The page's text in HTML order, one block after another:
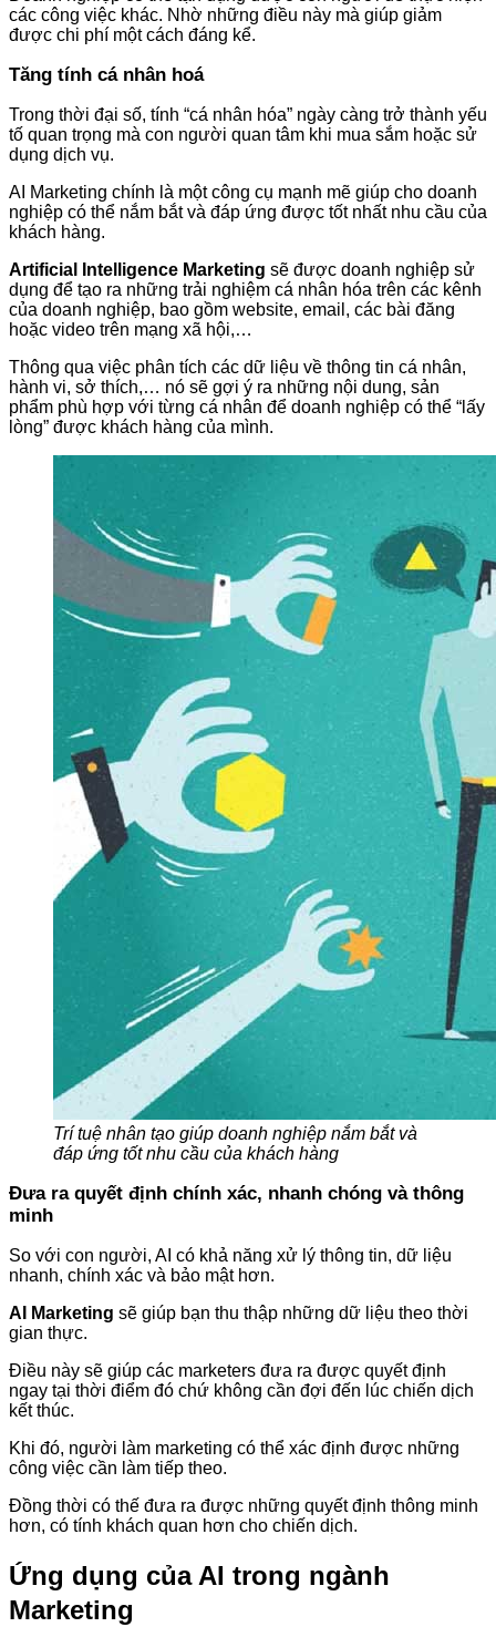
các công việc khác. Nhờ những điều này mà giúp giảm
được chi phí một cách đáng kể.
Tăng tính cá nhân hoá
Trong thời đại số, tính “cá nhân hóa” ngày càng trở thành yếu
tố quan trọng mà con người quan tâm khi mua sắm hoặc sử
dụng dịch vụ.
AI Marketing chính là một công cụ mạnh mẽ giúp cho doanh
nghiệp có thể nắm bắt và đáp ứng được tốt nhất nhu cầu của
khách hàng.
Artificial Intelligence Marketing sẽ được doanh nghiệp sử
dụng để tạo ra những trải nghiệm cá nhân hóa trên các kênh
của doanh nghiệp, bao gồm website, email, các bài đăng
hoặc video trên mạng xã hội,…
Thông qua việc phân tích các dữ liệu về thông tin cá nhân,
hành vi, sở thích,… nó sẽ gợi ý ra những nội dung, sản
phẩm phù hợp với từng cá nhân để doanh nghiệp có thể “lấy
lòng” được khách hàng của mình.
Trí tuệ nhân tạo giúp doanh nghiệp nắm bắt và
đáp ứng tốt nhu cầu của khách hàng
Đưa ra quyết định chính xác, nhanh chóng và thông
minh
So với con người, AI có khả năng xử lý thông tin, dữ liệu
nhanh, chính xác và bảo mật hơn.
AI Marketing sẽ giúp bạn thu thập những dữ liệu theo thời
gian thực.
Điều này sẽ giúp các marketers đưa ra được quyết định
ngay tại thời điểm đó chứ không cần đợi đến lúc chiến dịch
kết thúc.
Khi đó, người làm marketing có thể xác định được những
công việc cần làm tiếp theo.
Đồng thời có thế đưa ra được những quyết định thông minh
hơn, có tính khách quan hơn cho chiến dịch.
Ứng dụng của AI trong ngành
Marketing